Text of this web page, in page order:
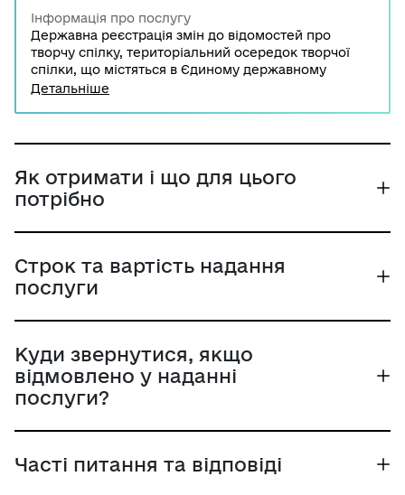
Інформація про послугу
Державна реєстрація змін до відомостей про
творчу спілку, територіальний осередок творчої
спілки, що містяться в Єдиному державному
реєстрі юридичних осіб, фізичних осіб –
України.
Детальніше
Як отримати і що для цього
потрібно
Строк та вартість надання
послуги
Куди звернутися, якщо
відмовлено у наданні
послуги?
Часті питання та відповіді